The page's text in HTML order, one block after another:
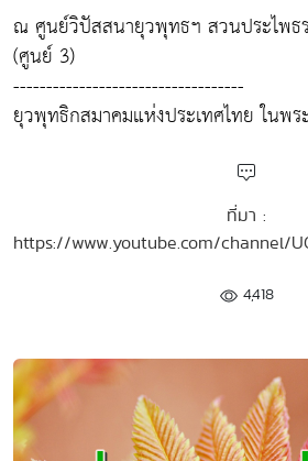
ณ ศูนย์วิปัสสนายุวพุทธฯ สวนประไพธ
(ศูนย์ 3)
-----------------------------------
ยุวพุทธิกสมาคมแห่งประเทศไทย ในพ
ที่มา :
https://www.youtube.com/channel/
4,418